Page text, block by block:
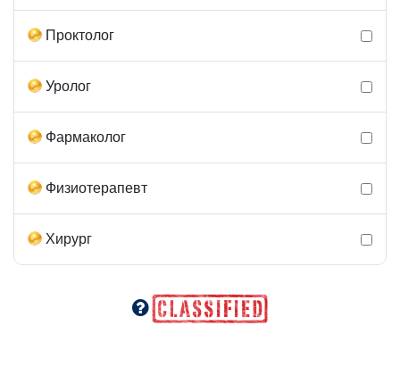
Проктолог
Уролог
Фармаколог
Физиотерапевт
Хирург